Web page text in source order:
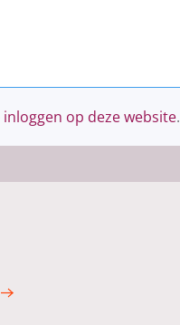
inloggen op deze website.